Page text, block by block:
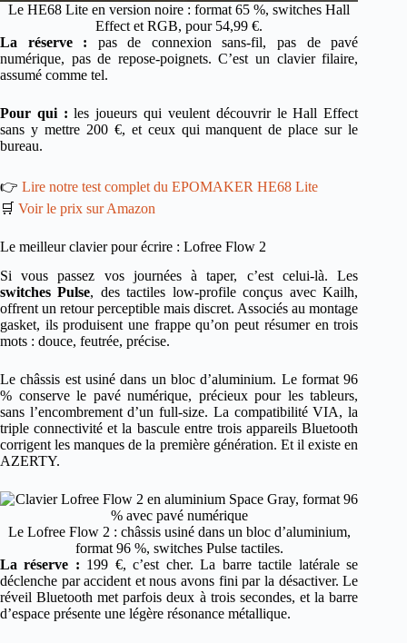
Le HE68 Lite en version noire : format 65 %, switches Hall
Effect et RGB, pour 54,99 €.
La réserve : pas de connexion sans-fil, pas de pavé
numérique, pas de repose-poignets. C’est un clavier filaire,
assumé comme tel.
Pour qui : les joueurs qui veulent découvrir le Hall Effect
sans y mettre 200 €, et ceux qui manquent de place sur le
bureau.
👉 Lire notre test complet du EPOMAKER HE68 Lite
🛒 Voir le prix sur Amazon
Le meilleur clavier pour écrire : Lofree Flow 2
Si vous passez vos journées à taper, c’est celui-là. Les
switches Pulse, des tactiles low-profile conçus avec Kailh,
offrent un retour perceptible mais discret. Associés au montage
gasket, ils produisent une frappe qu’on peut résumer en trois
mots : douce, feutrée, précise.
Le châssis est usiné dans un bloc d’aluminium. Le format 96
% conserve le pavé numérique, précieux pour les tableurs,
sans l’encombrement d’un full-size. La compatibilité VIA, la
triple connectivité et la bascule entre trois appareils Bluetooth
corrigent les manques de la première génération. Et il existe en
AZERTY.
Le Lofree Flow 2 : châssis usiné dans un bloc d’aluminium,
format 96 %, switches Pulse tactiles.
La réserve : 199 €, c’est cher. La barre tactile latérale se
déclenche par accident et nous avons fini par la désactiver. Le
réveil Bluetooth met parfois deux à trois secondes, et la barre
d’espace présente une légère résonance métallique.